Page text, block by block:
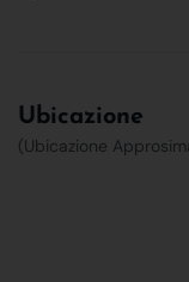
Ubicazione
(Ubicazione